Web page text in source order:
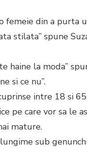
femeie din a
stilata” spune
haine la moda”
si ce nu”.
intre 18 si
pe care vor sa le
mature.
sub